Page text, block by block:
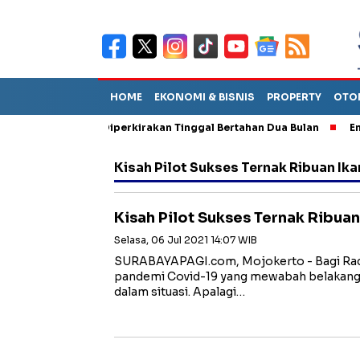
HOME EKONOMI & BISNIS PROPERTY
Sebut TPA Diperkirakan Tinggal Bertahan Dua Bulan Empat
Kisah Pilot Sukses Ternak Ribuan
Kisah Pilot Sukses Ternak
Selasa, 06 Jul 2021 14:07 WIB
SURABAYAPAGI.com, Mojokerto - Bagi
pandemi Covid-19 yang mewabah
dalam situasi. Apalagi…